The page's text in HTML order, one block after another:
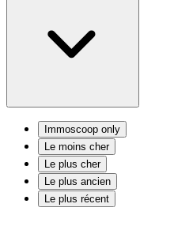
Immoscoop only
Le moins cher
Le plus cher
Le plus ancien
Le plus récent